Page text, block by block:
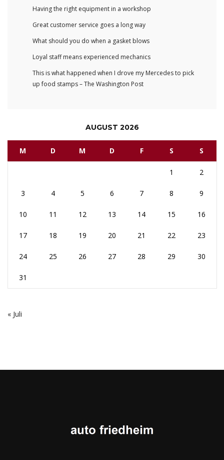
Having the right equipment in a workshop
Great customer service goes a long way
What should you do when a gasket blows
Loyal staff means experienced mechanics
This is what happened when I drove my Mercedes to pick
up food stamps – The Washington Post
AUGUST 2026
M D M D F S S
1 2
3 4 5 6 7 8 9
10 11 12 13 14 15 16
17 18 19 20 21 22 23
24 25 26 27 28 29 30
31
« Juli